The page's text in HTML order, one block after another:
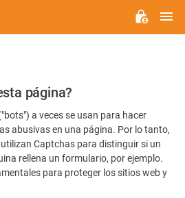
página?
a veces se usan para hacer
abusivas en una página. Por lo tanto,
Captchas para distinguir si un
rellena un formulario, por ejemplo.
para proteger los sitios web y